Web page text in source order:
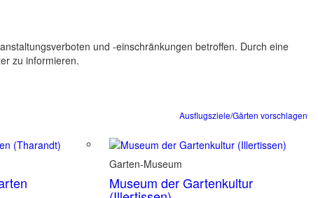
und -einschränkungen betroffen. Durch eine
zu informieren.
Ausflugsziele/Gärten vorschlagen
Garten-Museum
Museum der Gartenkultur